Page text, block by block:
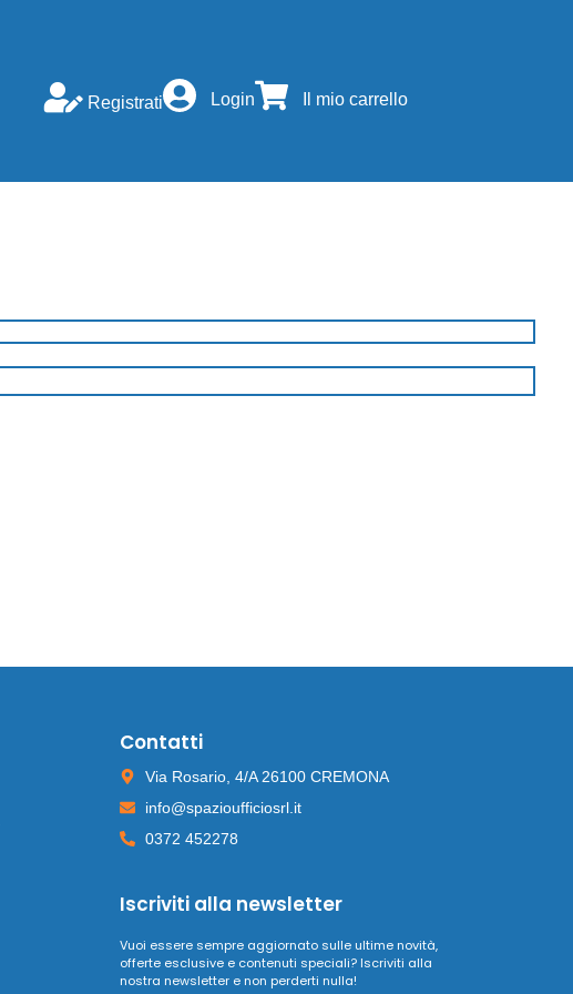
Registrati Login Il mio carrello
Contatti
Via Rosario, 4/A 26100 CREMONA
info@spazioufficiosrl.it
0372 452278
Iscriviti alla newsletter
Vuoi essere sempre aggiornato sulle ultime novità,
offerte esclusive e contenuti speciali? Iscriviti alla
nostra newsletter e non perderti nulla!